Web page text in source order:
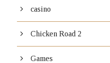
casino
Chicken Road 2
Games